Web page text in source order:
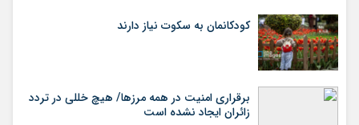
کودکانمان به سکوت نیاز دارند
برقراری امنیت در همه مرزها/ هیچ‌ خللی در تردد
زائران ایجاد نشده است